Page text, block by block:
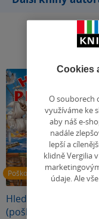
Poškozené
Hledej piráty
(poškozená)
Cookies
O souborech
využíváme ke
aby náš e-
nadále
lepší a
klidně Vergilia
údaje. Ale